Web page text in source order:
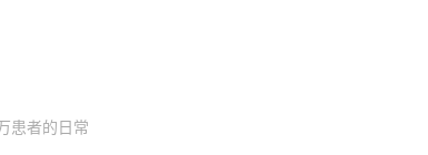
患者的日常